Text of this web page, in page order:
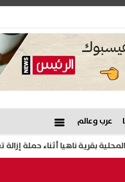
عرب وعالم
ناهيا أثناء حملة إزالة